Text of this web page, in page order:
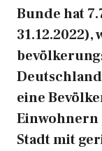
Bunde hat
31.12.2022),
eine
Einwohnern
Stadt mit